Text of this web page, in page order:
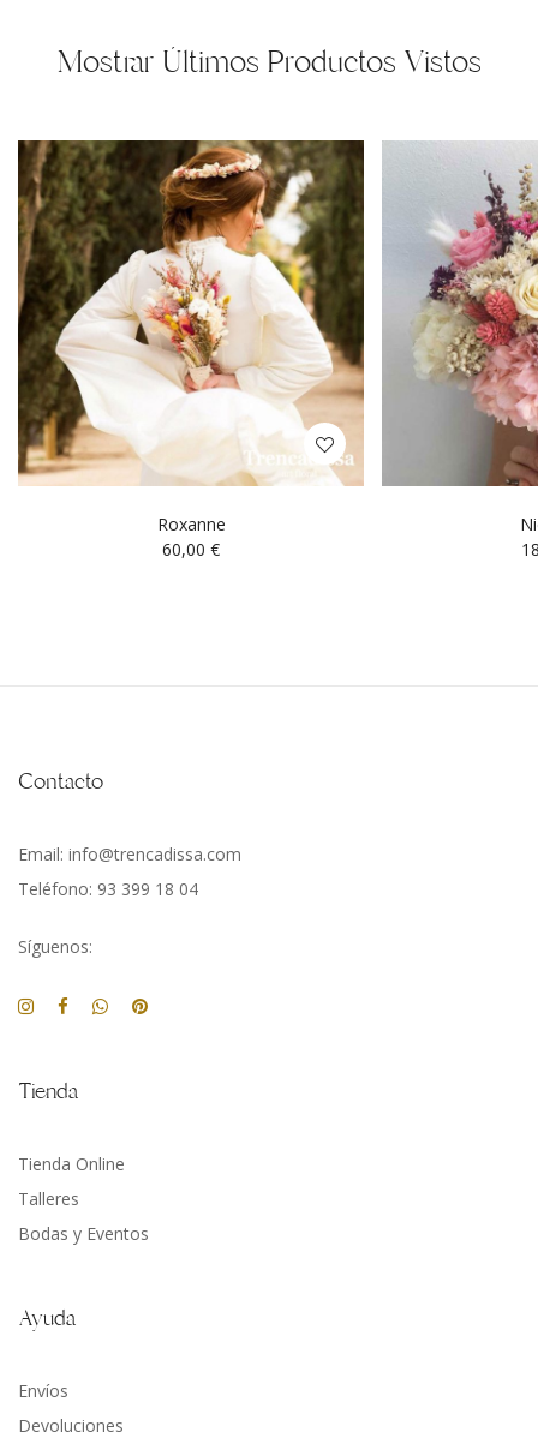
Mostrar Últimos Productos Vistos
Roxanne
60,00 €
Contacto
Email: info@trencadissa.com
Teléfono: 93 399 18 04
Síguenos:
Tienda
Tienda Online
Talleres
Bodas y Eventos
Ayuda
Envíos
Devoluciones